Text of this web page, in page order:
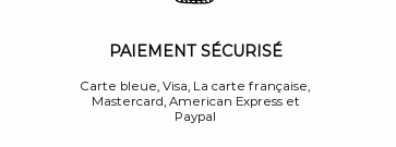
PAIEMENT SÉCURISÉ
Carte bleue, Visa, La carte française,
Mastercard, American Express et
Paypal